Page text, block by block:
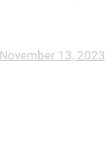
November 13, 2023